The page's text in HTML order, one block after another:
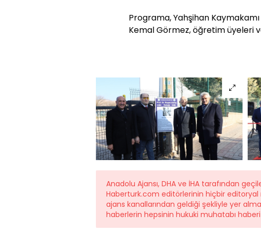
Programa, Yahşihan
Kemal Görmez, öğretim üyeleri
Anadolu Ajansı, DHA ve İHA tarafından
Haberturk.com editörlerinin hiçbir
ajans kanallarından geldiği şekliyle yer
haberlerin hepsinin hukuki muhatabı